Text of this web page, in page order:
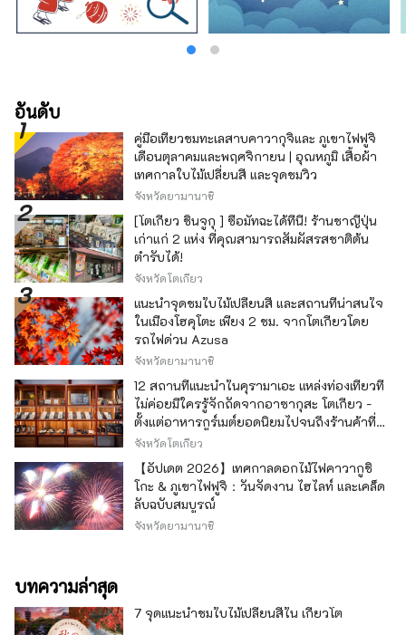
อันดับ
คู่มือเที่ยวชมทะเลสาบคาวากุจิและ ภูเขาไฟฟูจิ
เดือนตุลาคมและพฤศจิกายน | อุณหภูมิ เสื้อผ้า
เทศกาลใบไม้เปลี่ยนสี และจุดชมวิว
จังหวัดยามานาชิ
[โตเกียว ชินจูกุ ] ซื้อมัทฉะได้ที่นี่! ร้านชาญี่ปุ่น
เก่าแก่ 2 แห่ง ที่คุณสามารถสัมผัสรสชาติต้น
ตำรับได้!
จังหวัดโตเกียว
แนะนำจุดชมใบไม้เปลี่ยนสี และสถานที่น่าสนใจ
ในเมืองโฮคุโตะ เพียง 2 ชม. จากโตเกียวโดย
รถไฟด่วน Azusa
จังหวัดยามานาชิ
12 สถานที่แนะนำในคุรามาเอะ แหล่งท่องเที่ยวที่
ไม่ค่อยมีใครรู้จักถัดจากอาซากุสะ โตเกียว -
ตั้งแต่อาหารกูร์เมต์ยอดนิยมไปจนถึงร้านค้าที่มี
เอกลักษณ์ -
จังหวัดโตเกียว
【อัปเดต 2026】เทศกาลดอกไม้ไฟคาวากูชิ
โกะ & ภูเขาไฟฟูจิ：วันจัดงาน ไฮไลท์ และเคล็ด
ลับฉบับสมบูรณ์
จังหวัดยามานาชิ
บทความล่าสุด
7 จุดแนะนำชมใบไม้เปลี่ยนสีใน เกียวโต